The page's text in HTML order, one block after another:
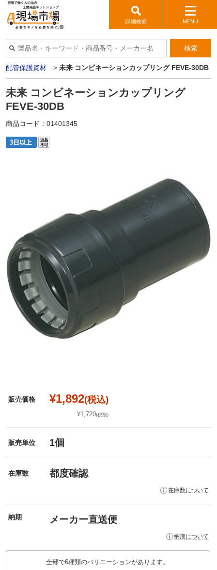
詳細検索 MENU
検索
配管保護資材 > 未来 コンビネーションカップリング FEVE-30DB
未来 コンビネーションカップリング
FEVE-30DB
商品コード： 01401345
販売価格 ¥1,892(税込)
¥1,720(税抜)
販売単位 1個
在庫数 都度確認
在庫数について
納期 メーカー直送便
納期について
全部で6種類のバリエーションがあります。